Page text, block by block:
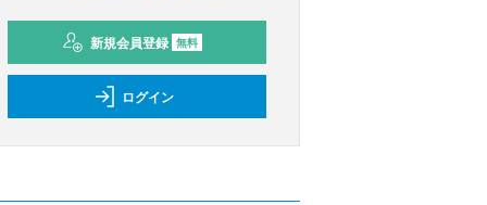
新規会員登録 無料
ログイン